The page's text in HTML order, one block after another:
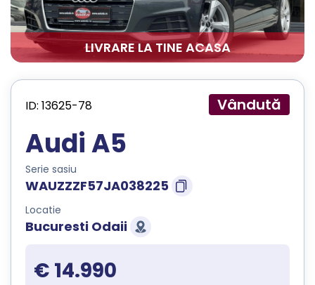
LIVRARE LA TINE ACASA
ID: 13625-78 Vândută
Audi A5
Serie sasiu
WAUZZZF57JA038225
Locatie
Bucuresti Odaii
€ 14.990